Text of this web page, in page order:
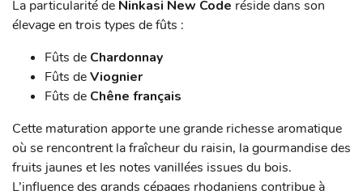
La particularité de Ninkasi New Code réside dans son
élevage en trois types de fûts :
Fûts de Chardonnay
Fûts deViognier
Fûts de Chêne français
Cette maturation apporte une grande richesse aromatique
où se rencontrent la fraîcheur du raisin, la gourmandise des
fruits jaunes et les notes vanillées issues du bois.
L’influence des grands cépages rhodaniens contribue à